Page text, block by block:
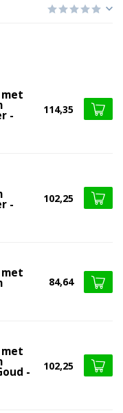
- 114,35
- 102,25
84,64
- 102,25